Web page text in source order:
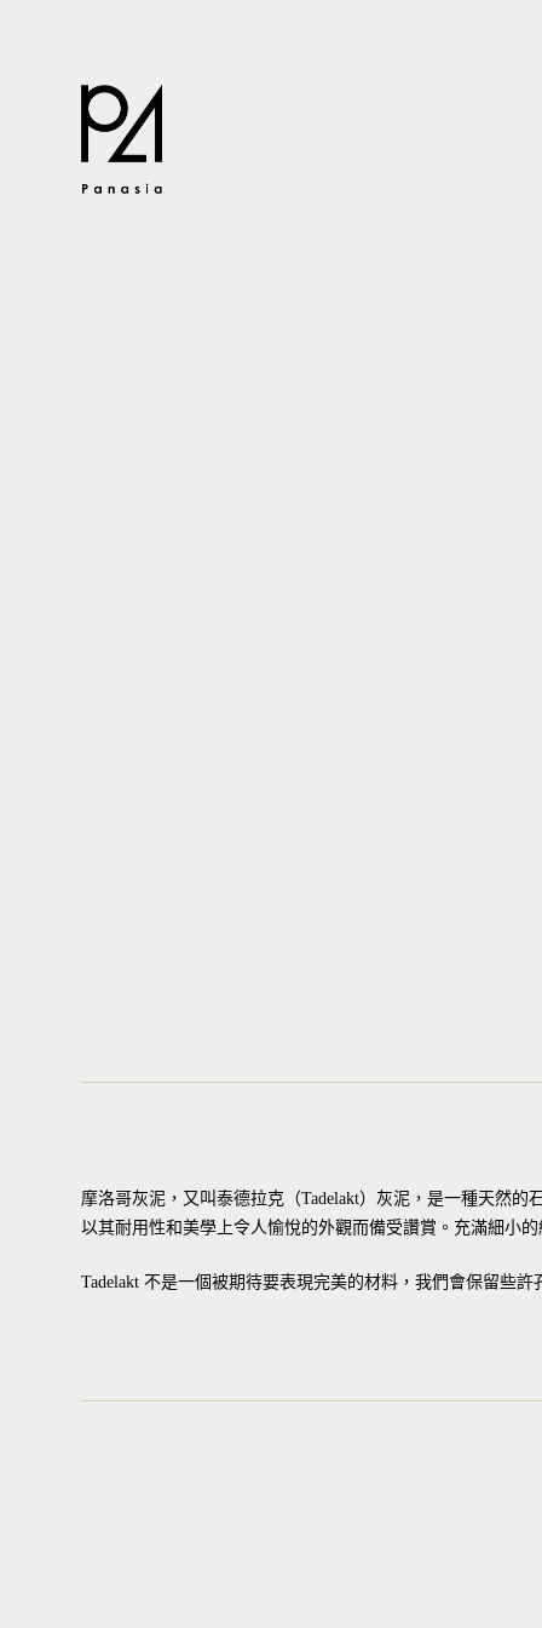
摩洛哥灰泥，又叫泰德拉克（Tadelakt）灰泥，是一種天然
以其耐用性和美學上令人愉悅的外觀而備受讚賞。充滿細小
Tadelakt 不是一個被期待要表現完美的材料，我們會保留些